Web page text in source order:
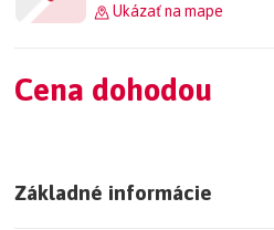
Ukázať na mape
Cena dohodou
Základné informácie